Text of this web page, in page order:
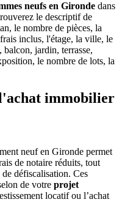
neufs en Gironde dans
le descriptif de
le nombre de pièces, la
inclus, l'étage, la ville, le
balcon, jardin, terrasse,
le nombre de lots, la
immobilier
neuf en Gironde permet
de notaire réduits, tout
défiscalisation. Ces
de votre projet
locatif ou l’achat